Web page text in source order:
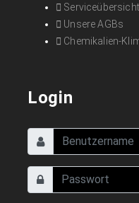
Serviceübersicht
Unsere AGBs
Chemikalien-
Login